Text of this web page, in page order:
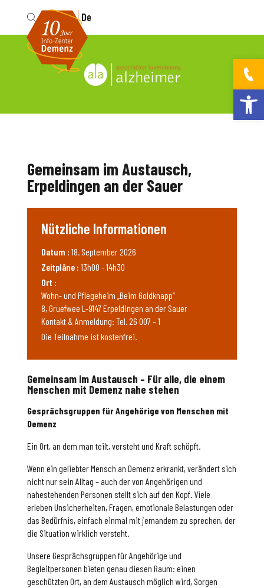
Fr De
Gemeinsam im Austausch – Für alle, die einem
Menschen mit Demenz nahe stehen
Gesprächsgruppen für Angehörige von Menschen mit
Demenz
Ein Ort, an dem man teilt, versteht und Kraft schöpft.
Wenn ein geliebter Mensch an Demenz erkrankt, verändert sich
nicht nur sein Alltag – auch der von Angehörigen und
nahestehenden Personen stellt sich auf den Kopf. Viele
erleben Unsicherheiten, Fragen, emotionale Belastungen oder
das Bedürfnis, einfach einmal mit jemandem zu sprechen, der
die Situation wirklich versteht.
Unsere Gesprächsgruppen für Angehörige und
Begleitpersonen bieten genau diesen Raum: einen
geschützten Ort, an dem Austausch möglich wird, Sorgen
Gemeinsam im Austausch,
Erpeldingen an der Sauer
Nützliche Informationen
Datum : 18. September 2026
Zeitpläne : 13h00 - 14h30
Ort :
Wohn- und Pflegeheim „Beim Goldknapp“
8, Gruefwee L-9147 Erpeldingen an der Sauer
Kontakt & Anmeldung: Tel. 26 007 – 1
Die Teilnahme ist kostenfrei.